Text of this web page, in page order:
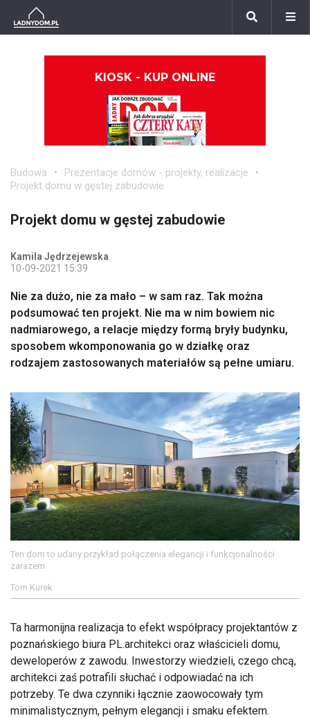
KIOSK - KUP ONLINE
Budowa
Prezentacje domów - projekty, realizacje
Projekt domu w gęstej zabudowie
Projekt domu w gęstej zabudowie
Kamila Jędrzejewska
10-09-2021 15:39
Nie za dużo, nie za mało – w sam raz. Tak można
podsumować ten projekt. Nie ma w nim bowiem nic
nadmiarowego, a relacje między formą bryły budynku,
sposobem wkomponowania go w działkę oraz
rodzajem zastosowanych materiałów są pełne umiaru.
Ten dom to udany przykład połączenia elegancji i funkcjonalności
zarazem
Tom Kurek
Ta harmonijna realizacja to efekt współpracy projektantów z
poznańskiego biura PL.architekci oraz właścicieli domu,
deweloperów z zawodu. Inwestorzy wiedzieli, czego chcą,
architekci zaś potrafili słuchać i odpowiadać na ich
potrzeby. Te dwa czynniki łącznie zaowocowały tym
minimalistycznym, pełnym elegancji i smaku efektem.